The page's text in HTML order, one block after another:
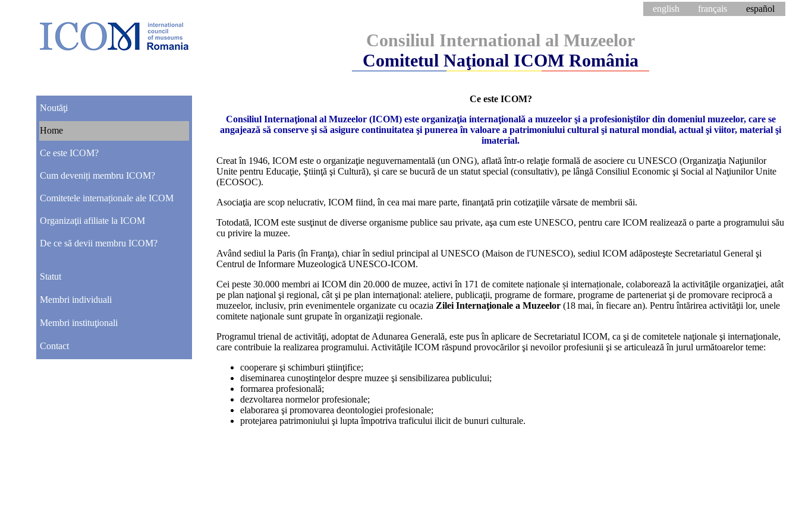
english français español
Consiliul International al Muzeelor
Comitetul Naţional ICOM România
Noutăţi
Home
Ce este ICOM?
Cum deveniți membru ICOM?
Comitetele internaționale ale ICOM
Organizaţii afiliate la ICOM
De ce să devii membru ICOM?
Statut
Membri individuali
Membri instituţionali
Contact
Ce este ICOM?
Consiliul Internaţional al Muzeelor (ICOM) este organizaţia internaţională a muzeelor şi a profesioniştilor din domeniul muzeelor, care se
angajează să conserve şi să asigure continuitatea şi punerea în valoare a patrimoniului cultural şi natural mondial, actual şi viitor, material şi
imaterial.
Creat în 1946, ICOM este o organizaţie neguvernamentală (un ONG), aflată într-o relaţie formală de asociere cu UNESCO (Organizaţia Naţiunilor
Unite pentru Educaţie, Ştiinţă şi Cultură), şi care se bucură de un statut special (consultativ), pe lângă Consiliul Economic şi Social al Naţiunilor Unite
(ECOSOC).
Asociaţia are scop nelucrativ, ICOM fiind, în cea mai mare parte, finanţată prin cotizaţiile vărsate de membrii săi.
Totodată, ICOM este susţinut de diverse organisme publice sau private, aşa cum este UNESCO, pentru care ICOM realizează o parte a programului său
cu privire la muzee.
Având sediul la Paris (în Franţa), chiar în sediul principal al UNESCO (Maison de l'UNESCO), sediul ICOM adăposteşte Secretariatul General şi
Centrul de Informare Muzeologică UNESCO-ICOM.
Cei peste 30.000 membri ai ICOM din 20.000 de muzee, activi în 171 de comitete naționale și internaționale, colaborează la activităţile organizaţiei, atât
pe plan naţional şi regional, cât şi pe plan internaţional: ateliere, publicaţii, programe de formare, programe de parteneriat şi de promovare reciprocă a
muzeelor, inclusiv, prin evenimentele organizate cu ocazia Zilei Internaţionale a Muzeelor(18 mai, în fiecare an). Pentru întărirea activităţii lor, unele
comitete naţionale sunt grupate în organizaţii regionale.
Programul trienal de activităţi, adoptat de Adunarea Generală, este pus în aplicare de Secretariatul ICOM, ca şi de comitetele naţionale şi internaţionale,
care contribuie la realizarea programului. Activităţile ICOM răspund provocărilor şi nevoilor profesiunii şi se articulează în jurul următoarelor teme:
cooperare şi schimburi ştiinţifice;
diseminarea cunoştinţelor despre muzee şi sensibilizarea publicului;
formarea profesională;
dezvoltarea normelor profesionale;
elaborarea şi promovarea deontologiei profesionale;
protejarea patrimoniului şi lupta împotriva traficului ilicit de bunuri culturale.